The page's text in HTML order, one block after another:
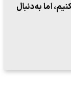
منوط به پذیرش